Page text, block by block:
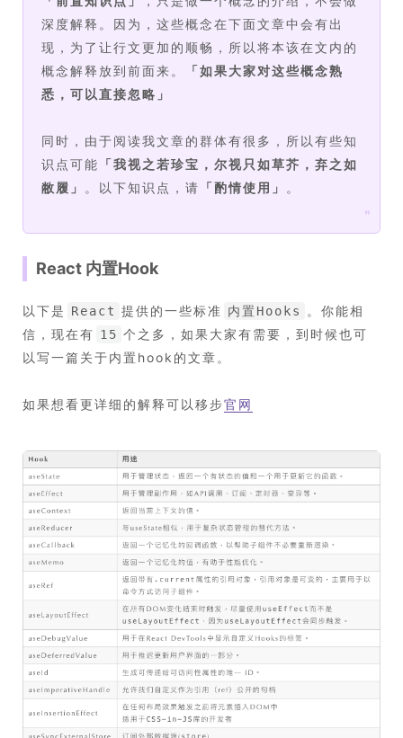
深度解释。因为，这些概念在下面文章中会有出
现，为了让行文更加的顺畅，所以将本该在文内的
概念解释放到前面来。
「如果大家对这些概念熟
悉，可以直接忽略 」
同时，由于阅读我文章的群体有很多，所以有些知
识点可能 「我视之若珍宝，尔视只如草芥，弃之如
敝履 」 。以下知识点，请 「酌情使用 」 。
❞
React 内置Hook
以下是 React 提供的一些标准 内置Hooks
。你能相
信，现在有 15 个之多，如果大家有需要，到时候也可
以写一篇关于内置hook的文章。
如果想看更详细的解释可以移步官网